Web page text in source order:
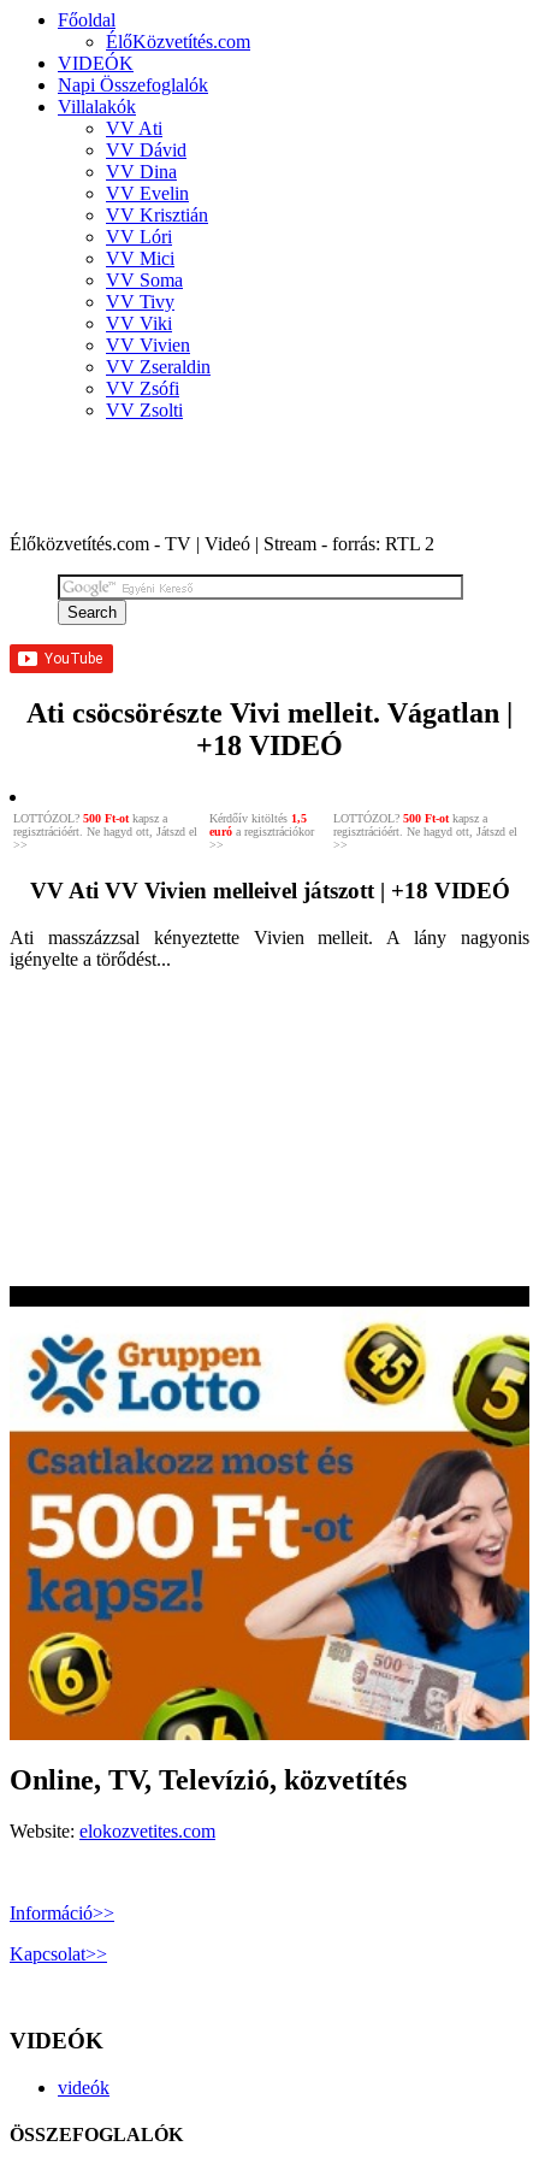
Főoldal
ÉlőKözvetítés.com
VIDEÓK
Napi Összefoglalók
Villalakók
VV Ati
VV Dávid
VV Dina
VV Evelin
VV Krisztián
VV Lóri
VV Mici
VV Soma
VV Tivy
VV Viki
VV Vivien
VV Zseraldin
VV Zsófi
VV Zsolti
Élőközvetítés.com - TV | Videó | Stream - forrás: RTL 2
Ati csöcsörészte Vivi melleit. Vágatlan |
+18 VIDEÓ
LOTTÓZOL? 500 Ft-otkapsz a
regisztrációért. Ne hagyd ott, Játszd el
>>
Kérdőív kitöltés 1,5
euró a regisztrációkor
>>
LOTTÓZOL? 500 Ft-otkapsz a
regisztrációért. Ne hagyd ott, Játszd el
>>
VV Ati VV Vivien melleivel játszott | +18 VIDEÓ
Ati masszázzsal kényeztette Vivien melleit. A lány nagyonis
igényelte a törődést...
Online, TV, Televízió, közvetítés
Website: elokozvetites.com
Információ>>
Kapcsolat>>
VIDEÓK
videók
ÖSSZEFOGLALÓK